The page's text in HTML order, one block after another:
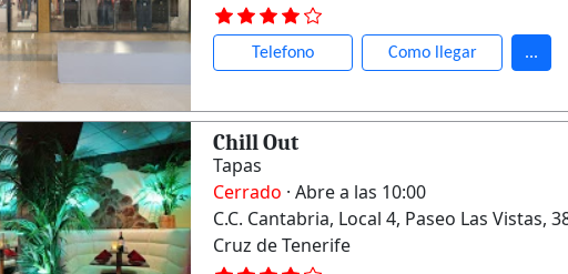
Telefono Como llegar ...
Chill Out
Tapas
Cerrado · Abre a las 10:00
C.C. Cantabria, Local 4, Paseo Las Vistas,
Cruz de Tenerife